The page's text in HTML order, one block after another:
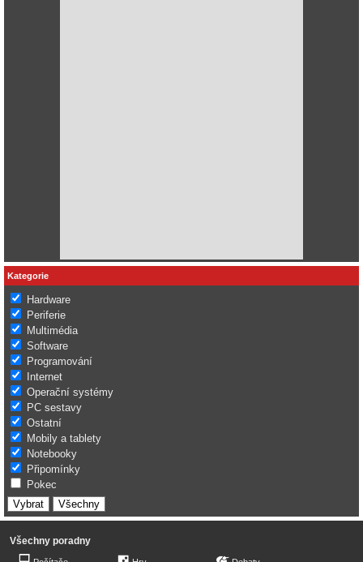
Kategorie
Hardware
Periferie
Multimédia
Software
Programování
Internet
Operační systémy
PC sestavy
Ostatní
Mobily a tablety
Notebooky
Připomínky
Pokec
Všechny poradny